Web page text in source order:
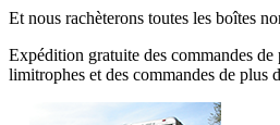
Et nous rachèterons toutes les boîtes
Expédition gratuite des commandes de
limitrophes et des commandes de plus